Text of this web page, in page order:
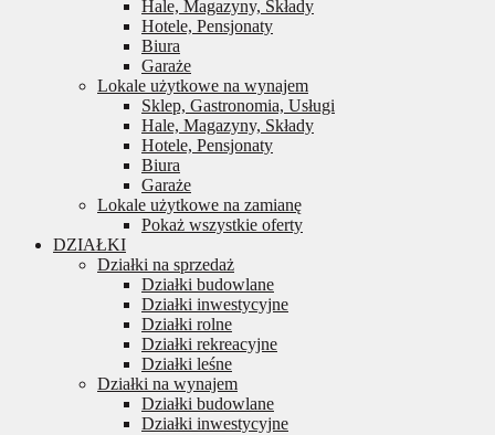
Hale, Magazyny, Składy
Hotele, Pensjonaty
Biura
Garaże
Lokale użytkowe na wynajem
Sklep, Gastronomia, Usługi
Hale, Magazyny, Składy
Hotele, Pensjonaty
Biura
Garaże
Lokale użytkowe na zamianę
Pokaż wszystkie oferty
DZIAŁKI
Działki na sprzedaż
Działki budowlane
Działki inwestycyjne
Działki rolne
Działki rekreacyjne
Działki leśne
Działki na wynajem
Działki budowlane
Działki inwestycyjne